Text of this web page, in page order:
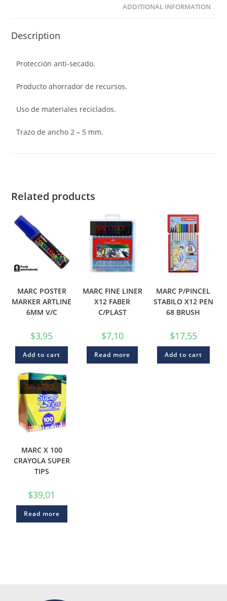
ADDITIONAL INFORMATION
Description
Protección anti-secado.
Producto ahorrador de recursos.
Uso de materiales reciclados.
Trazo de ancho 2 – 5 mm.
Related products
MARC POSTER
MARKER ARTLINE
6MM V/C
$3,95
Add to cart
SIN STOCK
MARC FINE LINER
X12 FABER
C/PLAST
$7,10
Read more
MARC P/PINCEL
STABILO X12 PEN
68 BRUSH
$17,55
Add to cart
SIN STOCK
MARC X 100
CRAYOLA SUPER
TIPS
$39,01
Read more